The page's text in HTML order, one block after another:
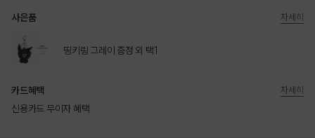
사은품
띵키링 그레이 증정 외 택1
자세히
카드혜택
신용카드 무이자 혜택
자세히